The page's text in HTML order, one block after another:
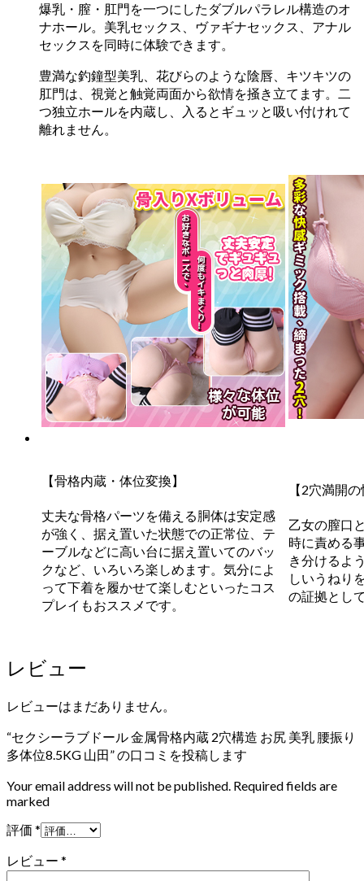
爆乳・膣・肛門を一つにしたダブルパラレル構造のオ
ナホール。美乳セックス、ヴァギナセックス、アナル
セックスを同時に体験できます。
豊満な釣鐘型美乳、花びらのような陰唇、キツキツの
肛門は、視覚と触覚両面から欲情を掻き立てます。二
つ独立ホールを内蔵し、入るとギュッと吸い付けれて
離れません。
【骨格内蔵・体位変換】
丈夫な骨格パーツを備える胴体は安定感
が強く、据え置いた状態での正常位、テ
ーブルなどに高い台に据え置いてのバッ
クなど、いろいろ楽しめます。気分によ
って下着を履かせて楽しむといったコス
プレイもおススメです。
【2穴満開
乙女の膣口
時に責める
き分けるよ
しいうねり
の証拠とし
レビュー
レビューはまだありません。
“セクシーラブドール 金属骨格内蔵 2穴構造 お尻 美乳 腰振り
多体位8.5KG 山田” の口コミを投稿します
Your email address will not be published. Required fields are
marked
評価 *
レビュー *